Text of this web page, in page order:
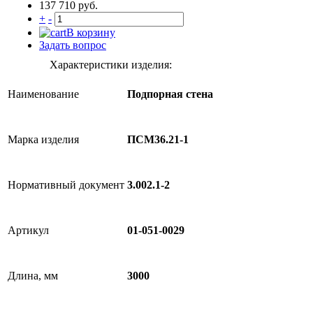
137 710 руб.
+ -
В корзину
Задать вопрос
Характеристики изделия:
Наименование Подпорная стена
Марка изделия ПСМ36.21-1
Нормативный документ 3.002.1-2
Артикул 01-051-0029
Длина, мм 3000